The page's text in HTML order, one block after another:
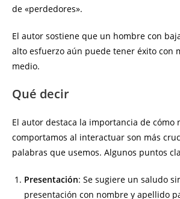
de «perdedores».
El autor sostiene que un hombre con
alto esfuerzo aún puede tener éxito con
medio.
Qué decir
El autor destaca la importancia de cómo
comportamos al interactuar son más
palabras que usemos. Algunos puntos
Presentación: Se sugiere un saludo
presentación con nombre y apellido